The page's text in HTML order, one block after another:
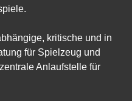
kritische und in
für Spielzeug und
Anlaufstelle für